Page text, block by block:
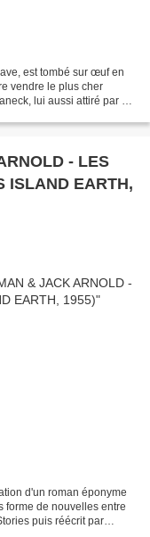
est tombé sur œuf en
vendre le plus cher
lui aussi attiré par cet
- LES
ISLAND EARTH,
d'un roman éponyme
forme de nouvelles entre
puis réécrit par